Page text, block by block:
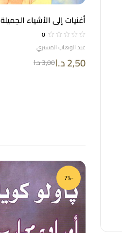
أغنيات إلى الأشياء الجميلة
0
عبد الوهاب المسيري
3,00د.ا 2,50د.ا
-7%